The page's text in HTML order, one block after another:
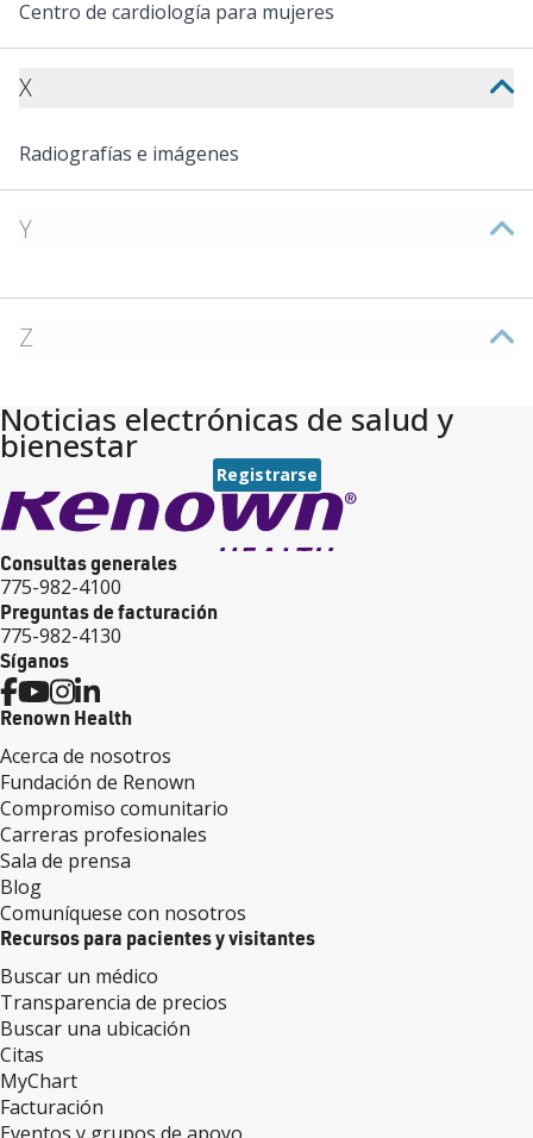
Centro de cardiología para mujeres
X
Radiografías e imágenes
Y
Z
Noticias electrónicas de salud y
bienestar
Registrarse
Consultas generales
775-982-4100
Preguntas de facturación
775-982-4130
Síganos
Renown Health
Acerca de nosotros
Fundación de Renown
Compromiso comunitario
Carreras profesionales
Sala de prensa
Blog
Comuníquese con nosotros
Recursos para pacientes y visitantes
Buscar un médico
Transparencia de precios
Buscar una ubicación
Citas
MyChart
Facturación
Eventos y grupos de apoyo